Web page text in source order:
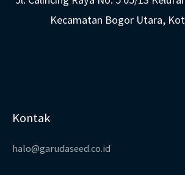
Kecamatan Bogor Utara,
Kontak
halo@garudaseed.co.id